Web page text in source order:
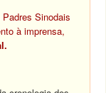
Sinodais
à imprensa,